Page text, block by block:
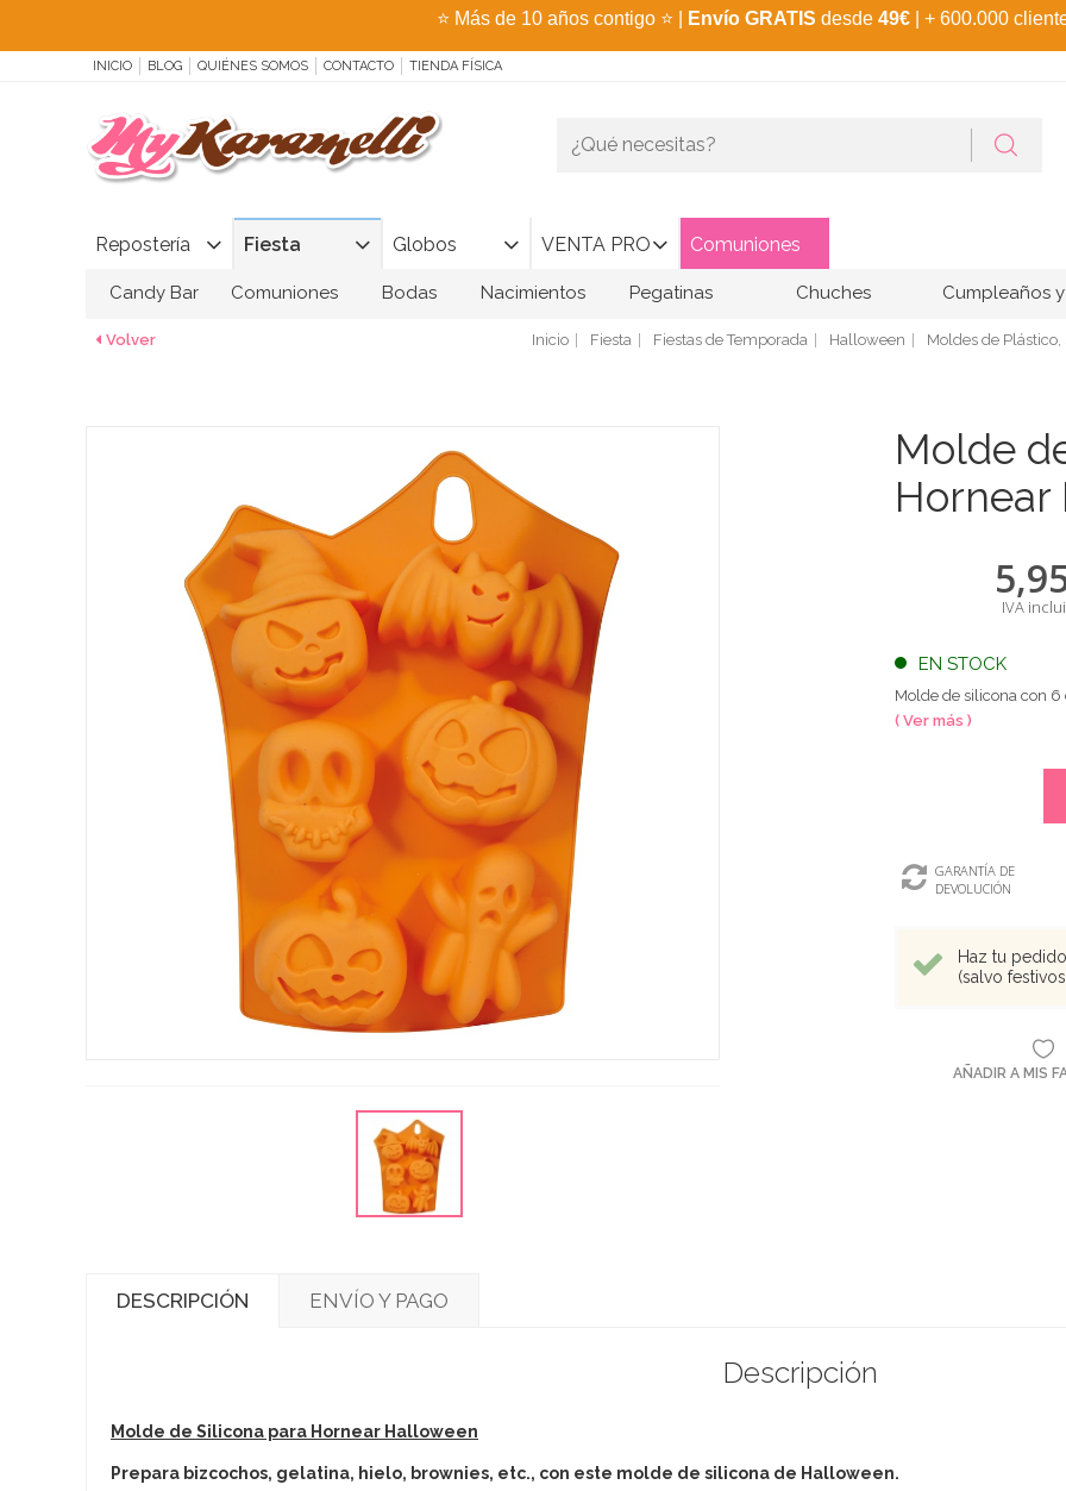
⭐ Más de 10 años contigo ⭐ Envío GRATIS desde 49€ | + 600.000
INICIO BLOG QUIÉNES SOMOS CONTACTO TIENDA FÍSICA
Repostería Fiesta Globos VENTA PRO Comuniones
Candy Bar Comuniones Bodas Nacimientos Pegatinas Chuches Cumpleaños
Volver Inicio Fiesta Fiestas de Temporada Halloween Moldes de
Molde
Hornear
IVA
EN STOCK
Molde de silicona con
( Ver más )
GARANTÍA DE
DEVOLUCIÓN
Haz tu
(salvo
AÑADIR A MIS
DESCRIPCIÓN ENVÍO Y PAGO
Descripción
Molde de Silicona para Hornear Halloween
Prepara bizcochos, gelatina, hielo, brownies, etc., con este molde de silicona de Halloween.